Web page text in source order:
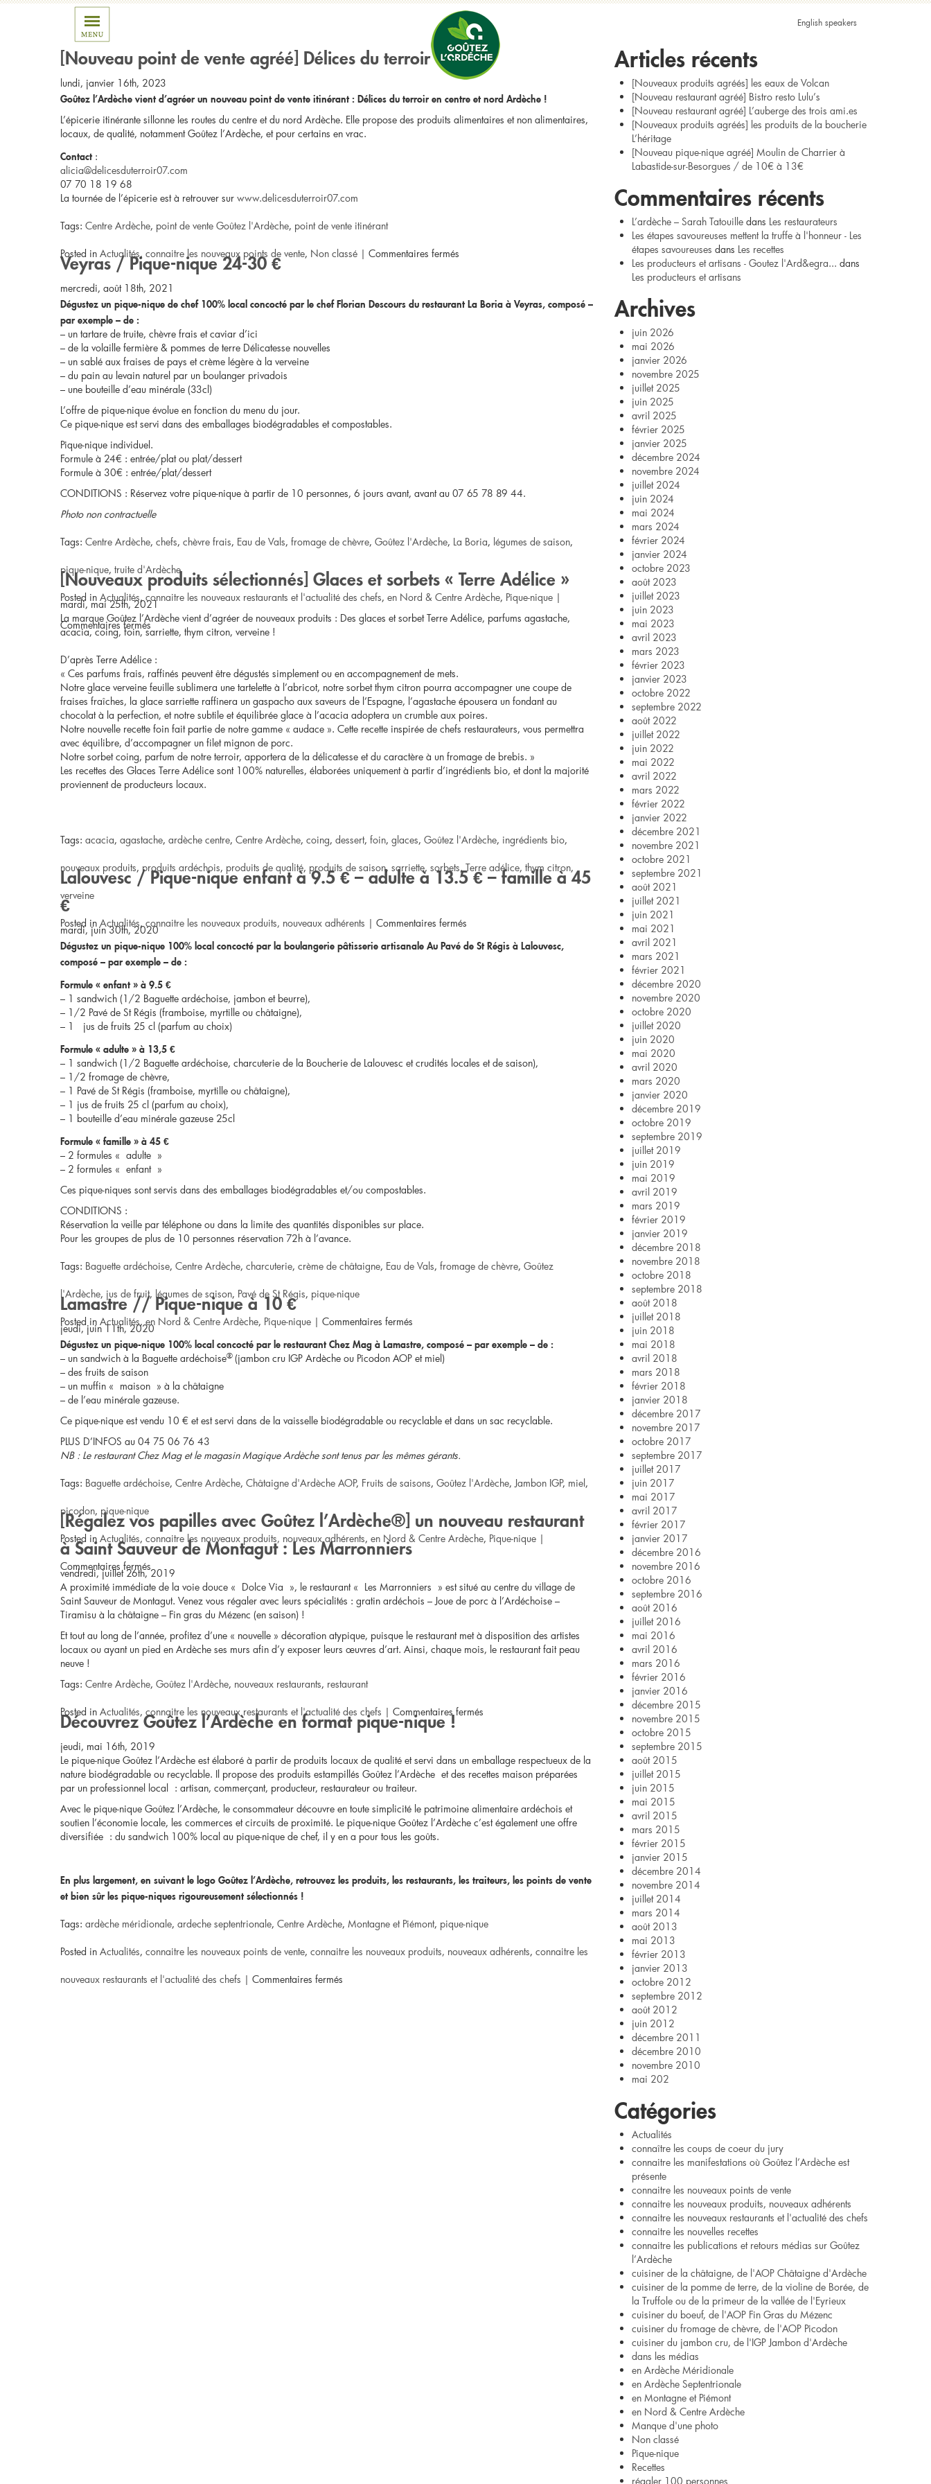
English speakers
Posts Tagged ‘Centre Ardèche’
[Nouveau point de vente agréé] Délices du terroir
lundi, janvier 16th, 2023
Goûtez l’Ardèche vient d’agréer un nouveau point de vente itinérant : Délices du terroir en centre et nord Ardèche !
L’épicerie itinérante sillonne les routes du centre et du nord Ardèche. Elle propose des produits alimentaires et non alimentaires,
locaux, de qualité, notamment Goûtez l’Ardèche, et pour certains en vrac.
Contact
:
alicia@delicesduterroir07.com
07 70 18 19 68
La tournée de l’épicerie est à retrouver sur www.delicesduterroir07.com
Tags: Centre Ardèche, point de vente Goûtez l'Ardèche, point de vente itinérant
Posted in Actualités, connaitre les nouveaux points de vente, Non classé | Commentaires fermés
point
Veyras / Pique-nique 24-30 €
mercredi, août 18th, 2021
Dégustez un pique-nique de chef 100% local concocté par le chef Florian Descours du restaurant La Boria à Veyras, composé –
par exemple – de :
– un tartare de truite, chèvre frais et caviar d’ici
– de la volaille fermière & pommes de terre Délicatesse nouvelles
– un sablé aux fraises de pays et crème légère à la verveine
– du pain au levain naturel par un boulanger privadois
– une bouteille d’eau minérale (33cl)
L’offre de pique-nique évolue en fonction du menu du jour.
Ce pique-nique est servi dans des emballages biodégradables et compostables.
Pique-nique individuel.
Formule à 24€ : entrée/plat ou plat/dessert
Formule à 30€ : entrée/plat/dessert
CONDITIONS : Réservez votre pique-nique à partir de 10 personnes, 6 jours avant, avant au 07 65 78 89 44.
Photo non contractuelle
Tags: Centre Ardèche, chefs, chèvre frais, Eau de Vals, fromage de chèvre, Goûtez l'Ardèche, La Boria, légumes de saison,
pique-nique, truite d'Ardèche
Posted in Actualités,connaitre les nouveaux restaurants et l'actualité des chefs, en Nord & Centre Ardèche, Pique-nique |
Commentaires ferméssur
/
Pique-
nique
24-
30
[Nouveaux produits sélectionnés] Glaces et sorbets « Terre Adélice »
mardi, mai 25th, 2021
La marque Goûtez l’Ardèche vient d’agréer de nouveaux produits : Des glaces et sorbet Terre Adélice, parfums agastache,
acacia, coing, foin, sarriette, thym citron, verveine !
D’après Terre Adélice :
« Ces parfums frais, raffinés peuvent être dégustés simplement ou en accompagnement de mets.
Notre glace verveine feuille sublimera une tartelette à l’abricot, notre sorbet thym citron pourra accompagner une coupe de
fraises fraîches, la glace sarriette raffinera un gaspacho aux saveurs de l’Espagne, l’agastache épousera un fondant au
chocolat à la perfection, et notre subtile et équilibrée glace à l’acacia adoptera un crumble aux poires.
Notre nouvelle recette foin fait partie de notre gamme « audace ». Cette recette inspirée de chefs restaurateurs, vous permettra
avec équilibre, d’accompagner un filet mignon de porc.
Notre sorbet coing, parfum de notre terroir, apportera de la délicatesse et du caractère à un fromage de brebis. »
Les recettes des Glaces Terre Adélice sont 100% naturelles, élaborées uniquement à partir d’ingrédients bio, et dont la majorité
proviennent de producteurs locaux.
Tags: acacia, agastache, ardèche centre, Centre Ardèche, coing, dessert, foin, glaces, Goûtez l'Ardèche, ingrédients bio,
nouveaux produits, produits ardéchois, produits de qualité, produits de saison, sarriette, sorbets,Terre adélice, thym citron,
verveine
Posted in Actualités,connaitre les nouveaux produits, nouveaux adhérents | Commentaires fermés
[Nouveaux
et
Lalouvesc / Pique-nique enfant à 9.5 € – adulte à 13.5 € – famille à 45
€
mardi, juin 30th, 2020
Dégustez un pique-nique 100% local concocté par la boulangerie pâtisserie artisanale Au Pavé de St Régis à Lalouvesc,
composé – par exemple – de :
Formule « enfant » à 9.5 €
– 1 sandwich (1/2 Baguette ardéchoise, jambon et beurre),
– 1/2 Pavé de St Régis (framboise, myrtille ou châtaigne),
– 1 jus de fruits 25 cl (parfum au choix)
Formule « adulte » à 13,5 €
– 1 sandwich (1/2 Baguette ardéchoise, charcuterie de la Boucherie de Lalouvesc et crudités locales et de saison),
– 1/2 fromage de chèvre,
– 1 Pavé de St Régis (framboise, myrtille ou châtaigne),
– 1 jus de fruits 25 cl (parfum au choix),
– 1 bouteille d’eau minérale gazeuse 25cl
Formule « famille » à 45 €
– 2 formules « adulte »
– 2 formules « enfant »
Ces pique-niques sont servis dans des emballages biodégradables et/ou compostables.
CONDITIONS :
Réservation la veille par téléphone ou dans la limite des quantités disponibles sur place.
Pour les groupes de plus de 10 personnes réservation 72h à l’avance.
Tags: Baguette ardéchoise, Centre Ardèche, charcuterie, crème de châtaigne, Eau de Vals, fromage de chèvre, Goûtez
l'Ardèche, jus de fruit, légumes de saison, Pavé de St Régis, pique-nique
Posted in Actualités,en Nord & Centre Ardèche, Pique-nique | Commentaires fermés
Lalouvesc
nique
enfant
à
€
adulte
13.5
–
famille
à
45
€
Lamastre // Pique-nique à 10 €
jeudi, juin 11th, 2020
Dégustez un pique-nique 100% local concocté par le restaurant Chez Mag à Lamastre, composé – par exemple – de :
– un sandwich à la Baguette ardéchoise® (jambon cru IGP Ardèche ou Picodon AOP et miel)
– des fruits de saison
– un muffin « maison » à la châtaigne
– de l’eau minérale gazeuse.
Ce pique-nique est vendu 10 € et est servi dans de la vaisselle biodégradable ou recyclable et dans un sac recyclable.
PLUS D’INFOS au 04 75 06 76 43
NB : Le restaurant Chez Mag et le magasin Magique Ardèche sont tenus par les mêmes gérants.
Tags: Baguette ardéchoise, Centre Ardèche, Châtaigne d'Ardèche AOP, Fruits de saisons, Goûtez l'Ardèche,Jambon IGP, miel,
picodon, pique-nique
Posted in Actualités, connaitre les nouveaux produits, nouveaux adhérents, en Nord & Centre Ardèche, Pique-nique |
Commentaires fermés
Lamastre
//
Pique-
10
€
[Régalez vos papilles avec Goûtez l’Ardèche®] un nouveau restaurant
à Saint Sauveur de Montagut : Les Marronniers
vendredi, juillet 26th, 2019
A proximité immédiate de la voie douce « Dolce Via », le restaurant « Les Marronniers » est situé au centre du village de
Saint Sauveur de Montagut. Venez vous régaler avec leurs spécialités : gratin ardéchois – Joue de porc à l’Ardéchoise –
Tiramisu à la châtaigne – Fin gras du Mézenc (en saison) !
Et tout au long de l’année, profitez d’une « nouvelle » décoration atypique, puisque le restaurant met à disposition des artistes
locaux ou ayant un pied en Ardèche ses murs afin d’y exposer leurs œuvres d’art. Ainsi, chaque mois, le restaurant fait peau
neuve !
Tags: Centre Ardèche, Goûtez l'Ardèche, nouveaux restaurants, restaurant
Posted in Actualités, connaitre les nouveaux restaurants et l'actualité des chefs | Commentaires fermés
vos
avec
l’Ardèche®]
Découvrez Goûtez l’Ardèche en format pique-nique !
jeudi, mai 16th, 2019
Le pique-nique Goûtez l’Ardèche est élaboré à partir de produits locaux de qualité et servi dans un emballage respectueux de la
nature biodégradable ou recyclable. Il propose des produits estampillés Goûtez l’Ardèche et des recettes maison préparées
par un professionnel local : artisan, commerçant, producteur, restaurateur ou traiteur.
Avec le pique-nique Goûtez l’Ardèche, le consommateur découvre en toute simplicité le patrimoine alimentaire ardéchois et
soutien l’économie locale, les commerces et circuits de proximité. Le pique-nique Goûtez l’Ardèche c’est également une offre
diversifiée : du sandwich 100% local au pique-nique de chef, il y en a pour tous les goûts.
En plus largement, en suivant le logo Goûtez l’Ardèche, retrouvez les produits, les restaurants, les traiteurs, les points de vente
et bien sûr les pique-niques rigoureusement sélectionnés !
Tags: ardèche méridionale, ardeche septentrionale, Centre Ardèche, Montagne et Piémont, pique-nique
Posted in Actualités, connaitre les nouveaux points de vente, connaitre les nouveaux produits, nouveaux adhérents, connaitre les
nouveaux restaurants et l'actualité des chefs | Commentaires fermés
Rechercher :
Articles récents
[Nouveaux produits agréés] les eaux de Volcan
[Nouveau restaurant agréé] Bistro resto Lulu’s
[Nouveau restaurant agréé] L’auberge des trois ami.es
[Nouveaux produits agréés] les produits de la boucherie
L’héritage
[Nouveau pique-nique agréé] Moulin de Charrier à
Labastide-sur-Besorgues / de 10€ à 13€
Commentaires récents
L’ardèche – Sarah Tatouille dans Les restaurateurs
Les étapes savoureuses mettent la truffe à l'honneur - Les
étapes savoureuses dans Les recettes
Les producteurs et artisans - Goutez l'Ard&egra... dans
Les producteurs et artisans
Archives
juin 2026
mai 2026
janvier 2026
novembre 2025
juillet 2025
juin 2025
avril 2025
février 2025
janvier 2025
décembre 2024
novembre 2024
juillet 2024
juin 2024
mai 2024
mars 2024
février 2024
janvier 2024
octobre 2023
août 2023
juillet 2023
juin 2023
mai 2023
avril 2023
mars 2023
février 2023
janvier 2023
octobre 2022
septembre 2022
août 2022
juillet 2022
juin 2022
mai 2022
avril 2022
mars 2022
février 2022
janvier 2022
décembre 2021
novembre 2021
octobre 2021
septembre 2021
août 2021
juillet 2021
juin 2021
mai 2021
avril 2021
mars 2021
février 2021
décembre 2020
novembre 2020
octobre 2020
juillet 2020
juin 2020
mai 2020
avril 2020
mars 2020
janvier 2020
décembre 2019
octobre 2019
septembre 2019
juillet 2019
juin 2019
mai 2019
avril 2019
mars 2019
février 2019
janvier 2019
décembre 2018
novembre 2018
octobre 2018
septembre 2018
août 2018
juillet 2018
juin 2018
mai 2018
avril 2018
mars 2018
février 2018
janvier 2018
décembre 2017
novembre 2017
octobre 2017
septembre 2017
juillet 2017
juin 2017
mai 2017
avril 2017
février 2017
janvier 2017
décembre 2016
novembre 2016
octobre 2016
septembre 2016
août 2016
juillet 2016
mai 2016
avril 2016
mars 2016
février 2016
janvier 2016
décembre 2015
novembre 2015
octobre 2015
septembre 2015
août 2015
juillet 2015
juin 2015
mai 2015
avril 2015
mars 2015
février 2015
janvier 2015
décembre 2014
novembre 2014
juillet 2014
mars 2014
août 2013
mai 2013
février 2013
janvier 2013
octobre 2012
septembre 2012
août 2012
juin 2012
décembre 2011
décembre 2010
novembre 2010
mai 202
Catégories
Actualités
connaître les coups de coeur du jury
connaitre les manifestations où Goûtez l’Ardèche est
présente
connaitre les nouveaux points de vente
connaitre les nouveaux produits, nouveaux adhérents
connaitre les nouveaux restaurants et l'actualité des chefs
connaitre les nouvelles recettes
connaitre les publications et retours médias sur Goûtez
l’Ardèche
cuisiner de la châtaigne, de l'AOP Châtaigne d'Ardèche
cuisiner de la pomme de terre, de la violine de Borée, de
la Truffole ou de la primeur de la vallée de l'Eyrieux
cuisiner du boeuf, de l'AOP Fin Gras du Mézenc
cuisiner du fromage de chèvre, de l'AOP Picodon
cuisiner du jambon cru, de l'IGP Jambon d'Ardèche
dans les médias
en Ardèche Méridionale
en Ardèche Septentrionale
en Montagne et Piémont
en Nord & Centre Ardèche
Manque d'une photo
Non classé
Pique-nique
Recettes
régaler 100 personnes